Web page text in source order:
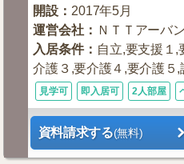
開設 ： 2017年5月
運営会社 ： ＮＴＴアーバ
入居条件： 自立,要支援１,
介護３,要介護４,要介護５
見学可 即入居可 2人部屋
資料請求する(無料)